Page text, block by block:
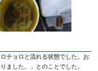
チョロと流れる状態でした。お
ました。」とのことでした。